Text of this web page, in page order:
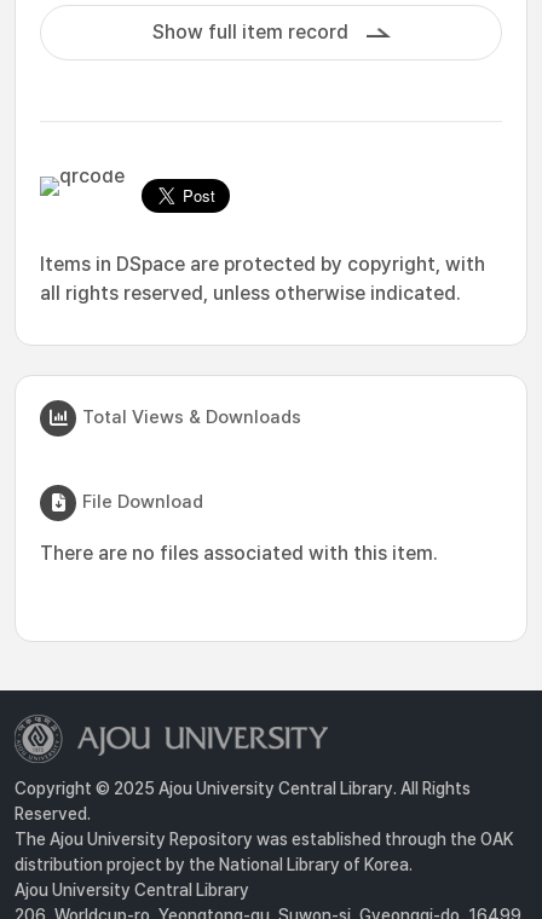
Show full item record
Items in DSpace are protected by copyright, with
all rights reserved, unless otherwise indicated.
Total Views & Downloads
File Download
There are no files associated with this item.
Copyright © 2025 Ajou University Central Library. All Rights
Reserved.
The Ajou University Repository was established through the OAK
distribution project by the National Library of Korea.
Ajou University Central Library